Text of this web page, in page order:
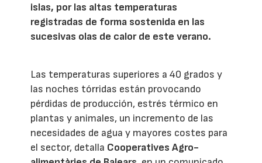
islas, por las altas temperaturas
registradas de forma sostenida en las
sucesivas olas de calor de este verano.
Las temperaturas superiores a 40 grados y
las noches tórridas están provocando
pérdidas de producción, estrés térmico en
plantas y animales, un incremento de las
necesidades de agua y mayores costes para
el sector, detalla Cooperatives Agro-